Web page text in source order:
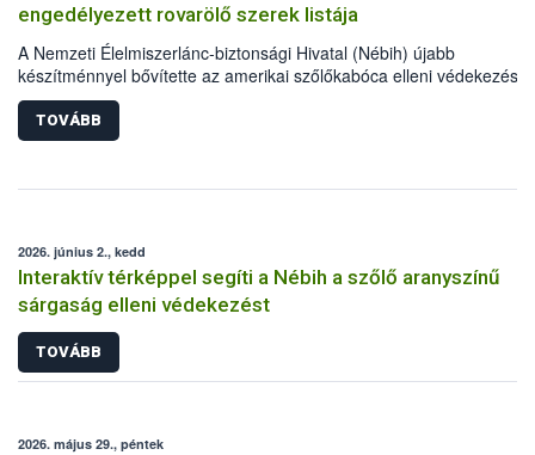
engedélyezett rovarölő szerek listája
A Nemzeti Élelmiszerlánc-biztonsági Hivatal (Nébih) újabb
készítménnyel bővítette az amerikai szőlőkabóca elleni védekezésre
engedélyezett rovarölő szerek körét: immár 55 készítménnyel lehet
védekezni a szőlő aranyszínű sárgasága betegséget terjesztő
ellen. A frissen engedélyt kapott szer, gazdaságokban és
TOVÁBB
2026. június 2., kedd
Interaktív térképpel segíti a Nébih a szőlő aranyszínű
sárgaság elleni védekezést
TOVÁBB
2026. május 29., péntek